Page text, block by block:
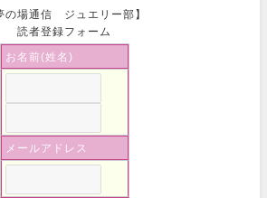
の場通信 ジュエリー部】
読者登録フォーム
お名前(姓名)
メールアドレス